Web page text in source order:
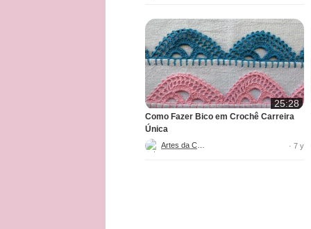
25:28
Como Fazer Bico em Crochê Carreira
Única
· 7 y